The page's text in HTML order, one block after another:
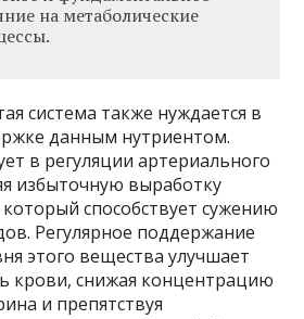
на метаболические
система также нуждается в
данным нутриентом.
в регуляции артериального
избыточную выработку
способствует сужению
Регулярное поддержание
этого вещества улучшает
крови, снижая концентрацию
и препятствуя